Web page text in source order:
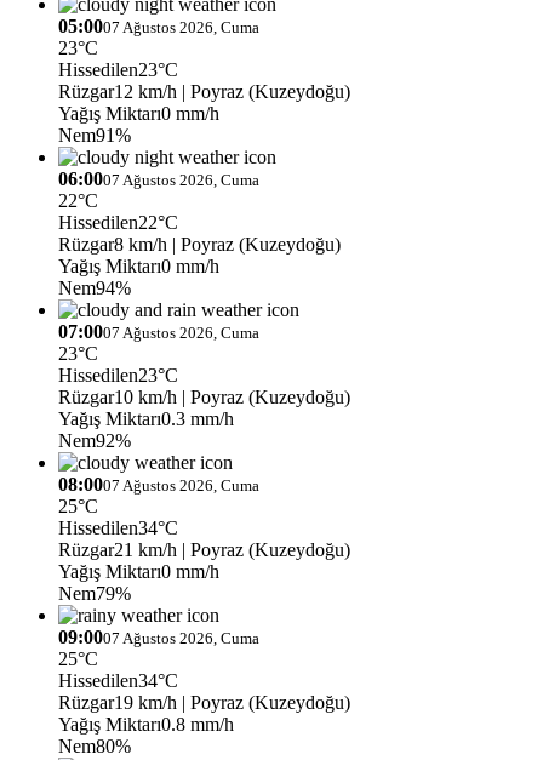
05:0007 Ağustos 2026, Cuma
23°C
Hissedilen23°C
Rüzgar12 km/h | Poyraz (Kuzeydoğu)
Yağış Miktarı0 mm/h
Nem91%
06:0007 Ağustos 2026, Cuma
22°C
Hissedilen22°C
Rüzgar8 km/h | Poyraz (Kuzeydoğu)
Yağış Miktarı0 mm/h
Nem94%
07:0007 Ağustos 2026, Cuma
23°C
Hissedilen23°C
Rüzgar10 km/h | Poyraz (Kuzeydoğu)
Yağış Miktarı0.3 mm/h
Nem92%
08:0007 Ağustos 2026, Cuma
25°C
Hissedilen34°C
Rüzgar21 km/h | Poyraz (Kuzeydoğu)
Yağış Miktarı0 mm/h
Nem79%
09:0007 Ağustos 2026, Cuma
25°C
Hissedilen34°C
Rüzgar19 km/h | Poyraz (Kuzeydoğu)
Yağış Miktarı0.8 mm/h
Nem80%